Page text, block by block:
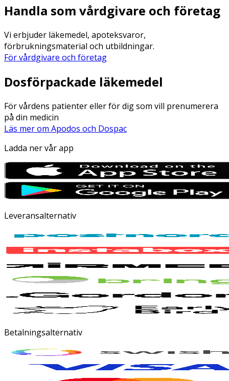
Handla som vårdgivare och företag
Vi erbjuder läkemedel, apoteksvaror,
förbrukningsmaterial och utbildningar.
För vårdgivare och företag
Dosförpackade läkemedel
För vårdens patienter eller för dig som vill prenumerera
på din medicin
Läs mer om Apodos och Dospac
Ladda ner vår app
Leveransalternativ
Betalningsalternativ